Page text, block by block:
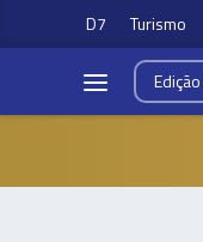
D7 Turismo
Edição